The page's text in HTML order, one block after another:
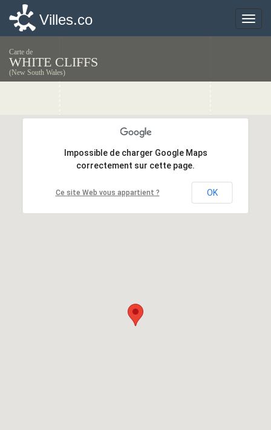
Toggle
Villes.co
Carte de
WHITE CLIFFS
(New South Wales)
Impossible de charger Google Maps
correctement sur cette page.
Ce site Web vous appartient ? OK
Impossible de charger Google Maps
correctement sur cette page.
Ce site Web vous appartient ? OK
Toggle
Villes.co